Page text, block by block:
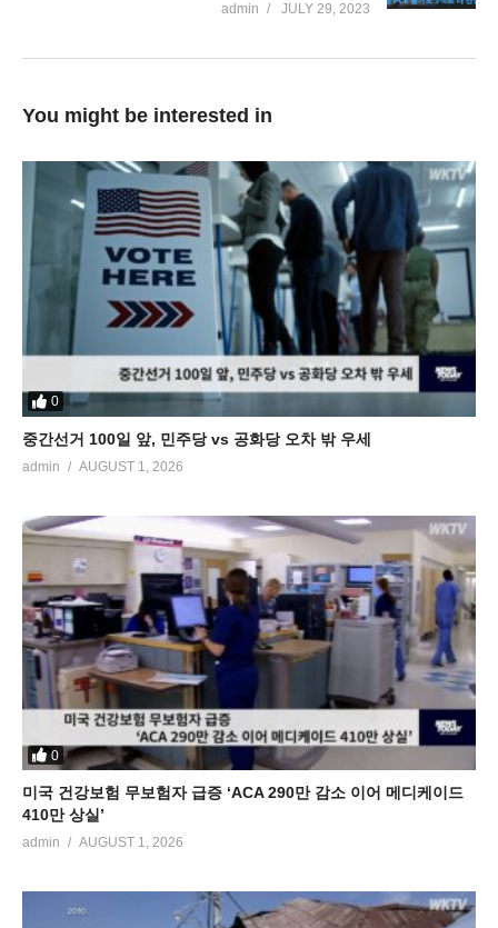
admin JULY 29, 2023
You might be interested in
0
중간선거 100일 앞, 민주당 vs 공화당 오차 밖 우세
admin AUGUST 1, 2026
0
미국 건강보험 무보험자 급증 ‘ACA 290만 감소 이어 메디케이드
410만 상실’
admin AUGUST 1, 2026